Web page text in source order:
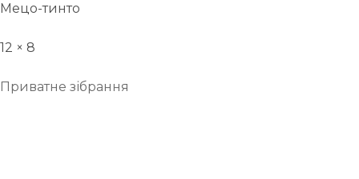
Мецо-тинто
12 × 8
Приватне зібрання